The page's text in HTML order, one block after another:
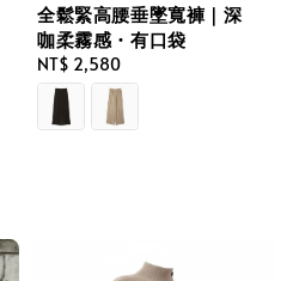
全鬆緊高腰垂墜寬褲｜深
咖柔霧感・有口袋
Regular
price
NT$ 2,580